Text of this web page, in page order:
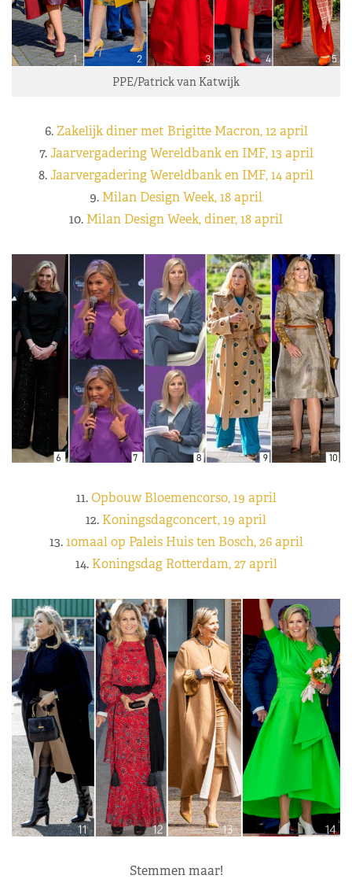
PPE/Patrick van Katwijk
6.Zakelijk diner met Brigitte Macron, 12 april
7.Jaarvergadering Wereldbank en IMF, 13 april
8.Jaarvergadering Wereldbank en IMF, 14 april
9. Milan Design Week, 18 april
10. Milan Design Week, diner, 18 april
11.Opbouw Bloemencorso, 19 april
12. Koningsdagconcert, 19 april
13.10maal op Paleis Huis ten Bosch, 26 april
14. Koningsdag Rotterdam, 27 april
Stemmen maar!